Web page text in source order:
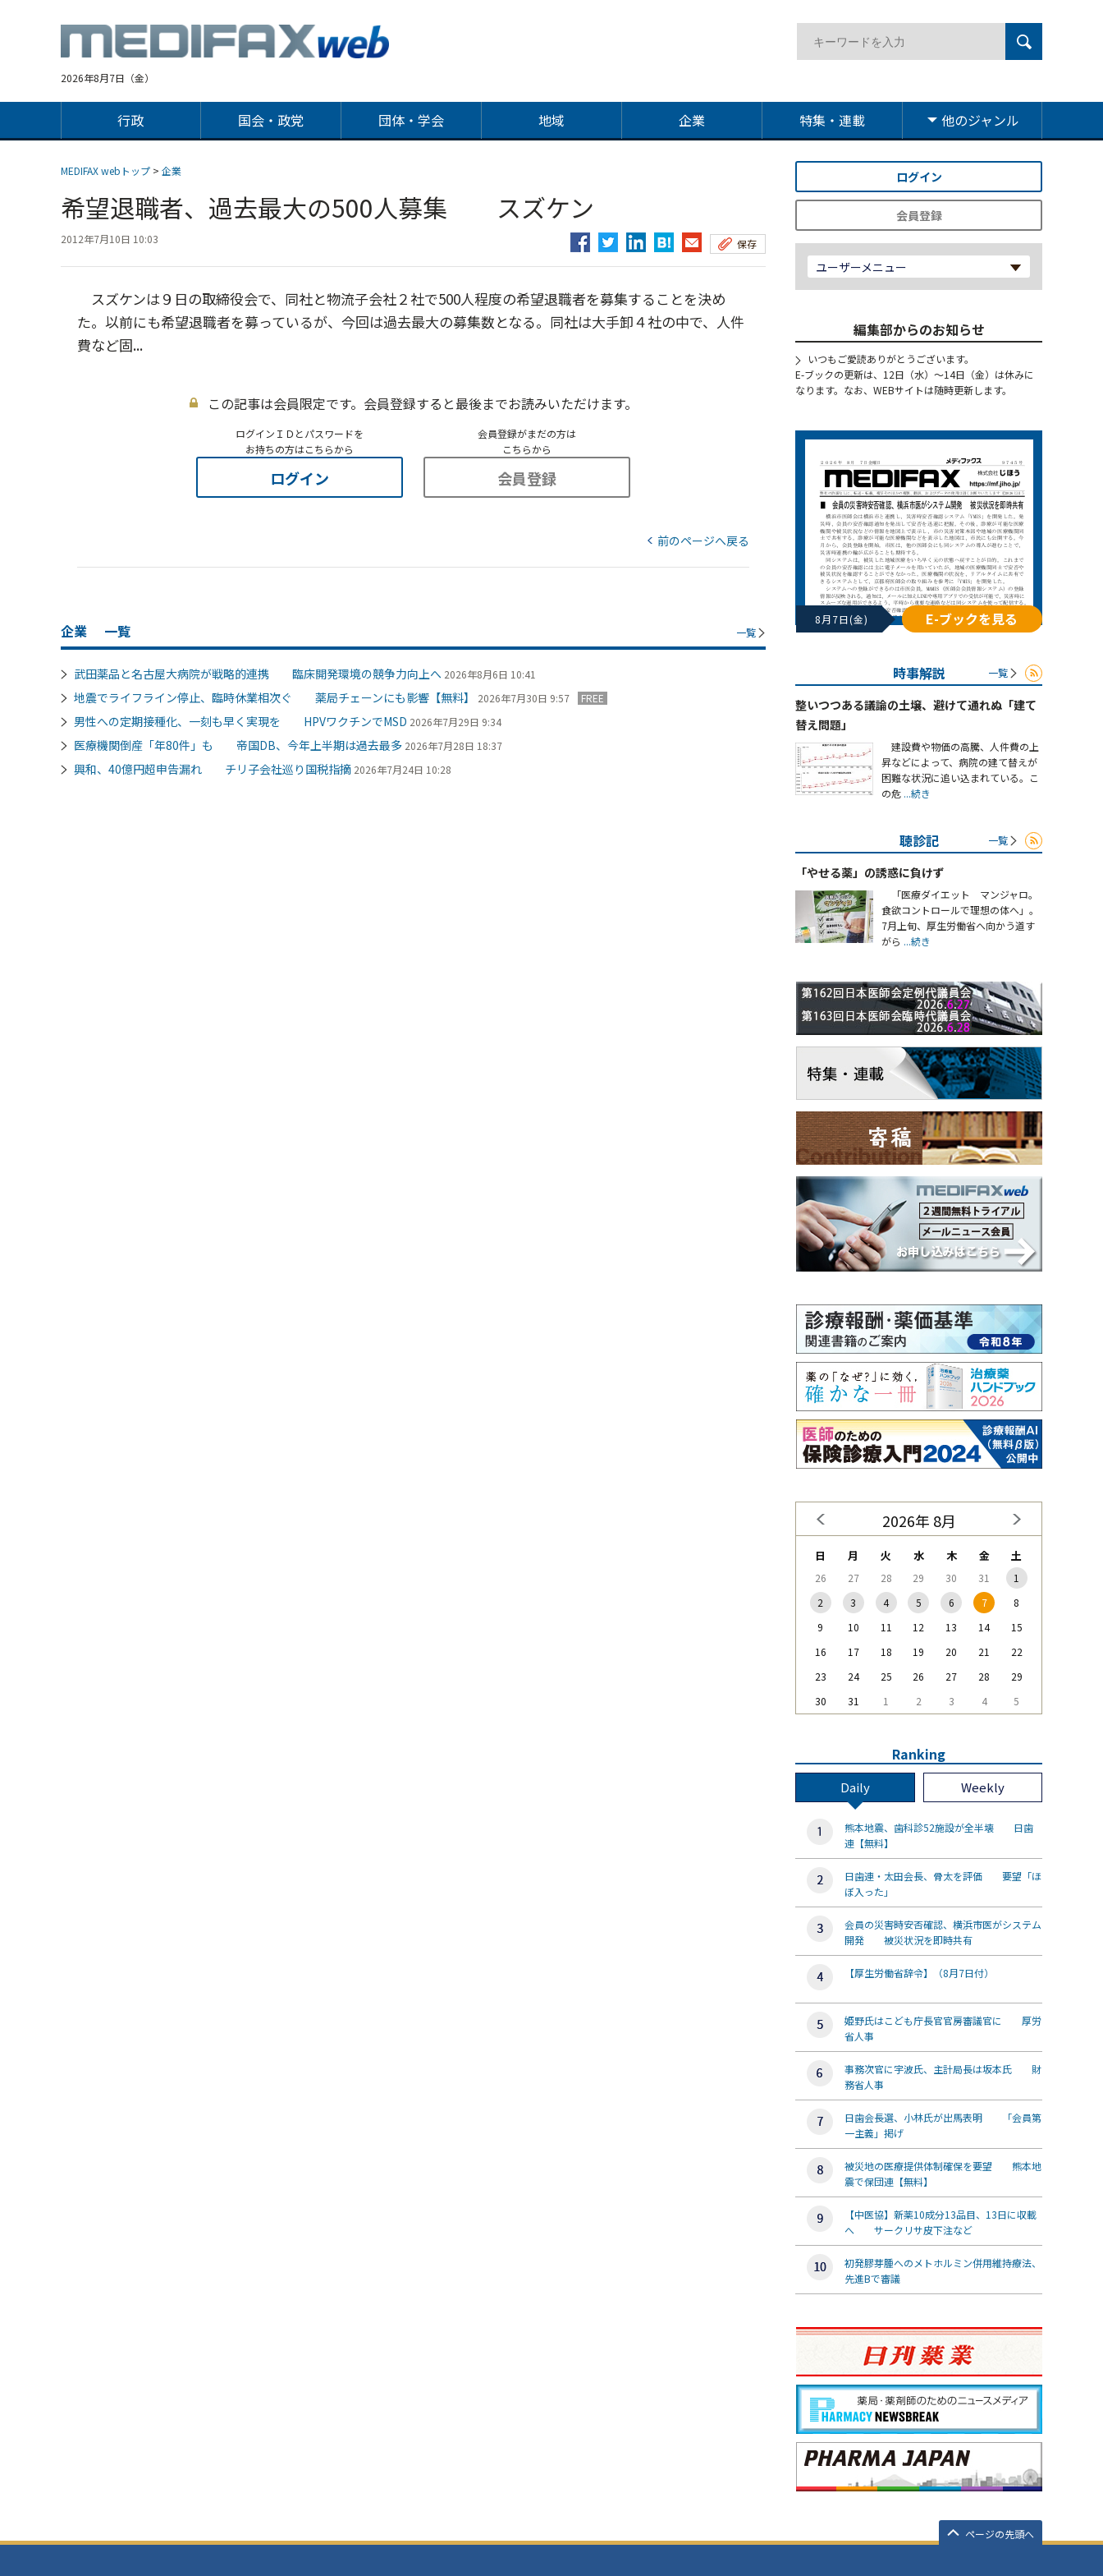
2026年8月7日（金）
行政 国会・政党 団体・学会 地域 企業 特集・連載 他のジャンル
MEDIFAX webトップ > 企業
希望退職者、過去最大の500人募集 スズケン
2012年7月10日 10:03 保存
スズケンは９日の取締役会で、同社と物流子会社２社で500人程度の希望退職者を募集することを決め
た。以前にも希望退職者を募っているが、今回は過去最大の募集数となる。同社は大手卸４社の中で、人件
費など固...
この記事は会員限定です。会員登録すると最後までお読みいただけます。
ログインＩＤとパスワードを
お持ちの方はこちらから
ログイン
会員登録がまだの方は
こちらから
会員登録
前のページへ戻る
企業 一覧 一覧
武田薬品と名古屋大病院が戦略的連携 臨床開発環境の競争力向上へ 2026年8月6日 10:41
地震でライフライン停止、臨時休業相次ぐ 薬局チェーンにも影響【無料】 2026年7月30日 9:57 FREE
男性への定期接種化、一刻も早く実現を HPVワクチンでMSD 2026年7月29日 9:34
医療機関倒産「年80件」も 帝国DB、今年上半期は過去最多 2026年7月28日 18:37
興和、40億円超申告漏れ チリ子会社巡り国税指摘 2026年7月24日 10:28
ログイン
会員登録
ユーザーメニュー
編集部からのお知らせ
いつもご愛読ありがとうございます。
E-ブックの更新は、12日（水）～14日（金）は休みに
なります。なお、WEBサイトは随時更新します。
8月7日(金) E-ブックを見る
時事解説 一覧
整いつつある議論の土壌、避けて通れぬ「建て
替え問題」
建設費や物価の高騰、人件費の上
昇などによって、病院の建て替えが
困難な状況に追い込まれている。こ
の危 ...続き
聴診記 一覧
「やせる薬」の誘惑に負けず
「医療ダイエット マンジャロ。
食欲コントロールで理想の体へ」。
7月上旬、厚生労働省へ向かう道す
がら ...続き
2026年 8月
日 月 火 水 木 金 土
26 27 28 29 30 31
1
2
3 4 5 6 7
8
9
10 11 12 13 14
15
16
17 18 19 20 21
22
23
24 25 26 27 28
29
30
31 1 2 3 4 5
Ranking
Daily Weekly
熊本地震、歯科診52施設が全半壊 日歯
連【無料】
日歯連・太田会長、骨太を評価 要望「ほ
ぼ入った」
会員の災害時安否確認、横浜市医がシステム
開発 被災状況を即時共有
【厚生労働省辞令】（8月7日付）
姫野氏はこども庁長官官房審議官に 厚労
省人事
事務次官に宇波氏、主計局長は坂本氏 財
務省人事
日歯会長選、小林氏が出馬表明 「会員第
一主義」掲げ
被災地の医療提供体制確保を要望 熊本地
震で保団連【無料】
【中医協】新薬10成分13品目、13日に収載
へ サークリサ皮下注など
初発膠芽腫へのメトホルミン併用維持療法、
先進Bで審議
ページの先頭へ